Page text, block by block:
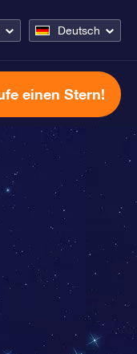
Deutsch
einen Stern!